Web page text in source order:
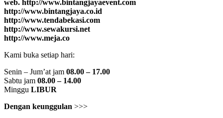
web. http://www.bintangjayaevent.com
http://www.bintangjaya.co.id
http://www.tendabekasi.com
http://www.sewakursi.net
http://www.meja.co
Kami buka setiap hari:
Senin – Jum’at jam 08.00 – 17.00
Sabtu jam 08.00 – 14.00
Minggu LIBUR
Dengan keunggulan >>>